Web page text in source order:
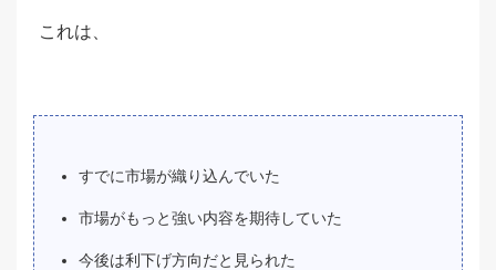
これは、
すでに市場が織り込んでいた
市場がもっと強い内容を期待していた
今後は利下げ方向だと見られた